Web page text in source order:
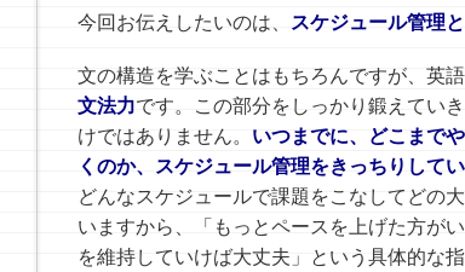
今回お伝えしたいのは、 スケジュール管理
文の構造を学ぶことはもちろんですが、英
文法力です。この部分をしっかり鍛えてい
けではありません。 いつまでに、どこまで
くのか、スケジュール管理をきっちりしてい
どんなスケジュールで課題をこなしてどの
いますから、「もっとペースを上げた方が
を維持していけば大丈夫」という具体的な指